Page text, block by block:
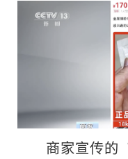
商家宣传